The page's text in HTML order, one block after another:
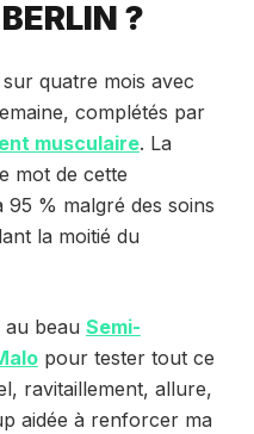
?
quatre mois avec
complétés par
musculaire. La
mot de cette
95 % malgré des soins
la moitié du
au beau Semi-
pour tester tout ce
ravitaillement, allure,
aidée à renforcer ma